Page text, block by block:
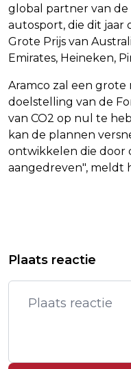
global partner van de
autosport, die dit jaar
Grote Prijs van
Emirates, Heineken,
Aramco zal een grote
doelstelling van de
van CO2 op nul te
kan de plannen
ontwikkelen die door
aangedreven", meldt
NIET 3000
STAAT MOET
DEFENSIE
CHROOM-6
Plaats reactie